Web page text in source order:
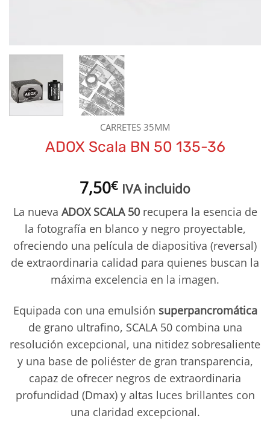
CARRETES 35MM
ADOX Scala BN 50 135-36
7,50€ IVA incluido
La nueva ADOX SCALA 50recupera la esencia de
la fotografía en blanco y negro proyectable,
ofreciendo una película de diapositiva (reversal)
de extraordinaria calidad para quienes buscan la
máxima excelencia en la imagen.
Equipada con una emulsión superpancromática
de grano ultrafino, SCALA 50 combina una
resolución excepcional, una nitidez sobresaliente
y una base de poliéster de gran transparencia,
capaz de ofrecer negros de extraordinaria
profundidad (Dmax) y altas luces brillantes con
una claridad excepcional.